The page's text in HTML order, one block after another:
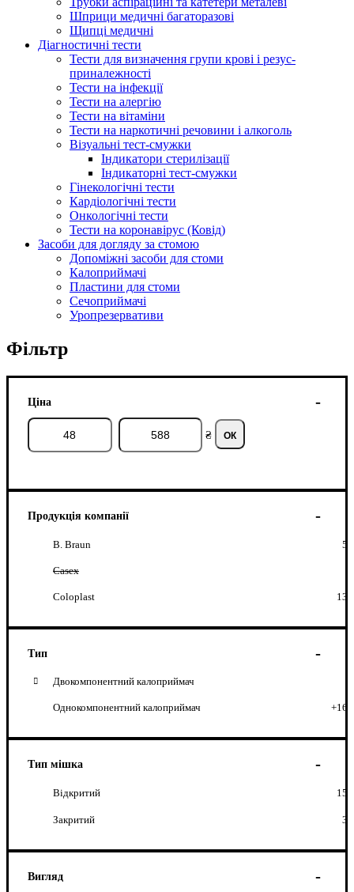
Шприци медичні багаторазові
Щипці медичні
Діагностичні тести
Тести для визначення групи крові і резус-
приналежності
Тести на інфекції
Тести на алергію
Тести на вітаміни
Тести на наркотичні речовини і алкоголь
Візуальні тест-смужки
Індикатори стерилізації
Індикаторні тест-смужки
Гінекологічні тести
Кардіологічні тести
Онкологічні тести
Тести на коронавірус (Ковід)
Засоби для догляду за стомою
Допоміжні засоби для стоми
Калоприймачі
Пластини для стоми
Сечоприймачі
Уропрезервативи
Фільтр
Ціна
₴ ОК
Продукція компанії
B. Braun 5
Casex
Coloplast 13
Тип
Двокомпонентний калоприймач
Однокомпонентний калоприймач +16
Тип мішка
Відкритий 15
Закритий 3
Вигляд